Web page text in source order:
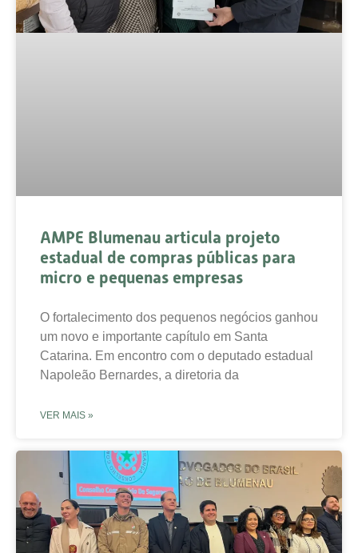
AMPE Blumenau articula projeto
estadual de compras públicas para
micro e pequenas empresas
O fortalecimento dos pequenos negócios ganhou
um novo e importante capítulo em Santa
Catarina. Em encontro com o deputado estadual
Napoleão Bernardes, a diretoria da
VER MAIS »